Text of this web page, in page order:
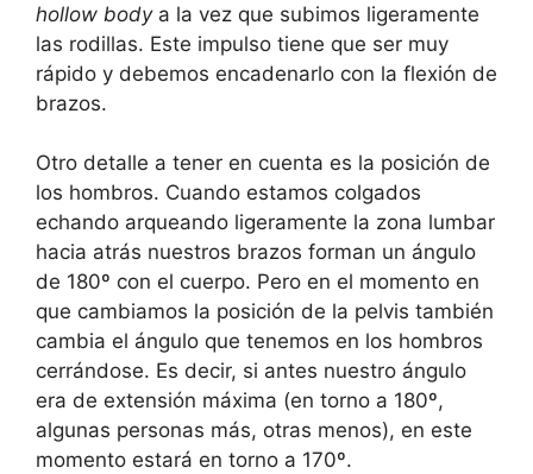
hollow bodya la vez que subimos ligeramente
las rodillas. Este impulso tiene que ser muy
rápido y debemos encadenarlo con la flexión de
brazos.
Otro detalle a tener en cuenta es la posición de
los hombros. Cuando estamos colgados
echando arqueando ligeramente la zona lumbar
hacia atrás nuestros brazos forman un ángulo
de 180º con el cuerpo. Pero en el momento en
que cambiamos la posición de la pelvis también
cambia el ángulo que tenemos en los hombros
cerrándose. Es decir, si antes nuestro ángulo
era de extensión máxima (en torno a 180º,
algunas personas más, otras menos), en este
momento estará en torno a 170º.